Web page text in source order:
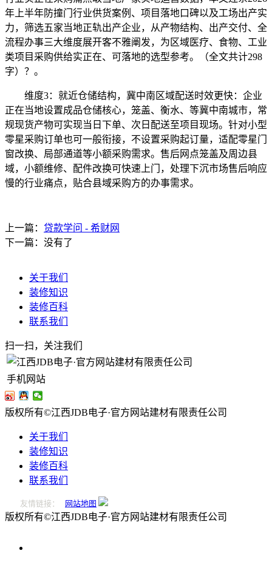
年上半年防撞门行业供货案例、项目落地口碑以及工场出产实
力，筛选五家当地正轨出产企业，从产物结构、出产交付、全
流程办事三大维度展开客不雅阐发，为区域医疗、食物、工业
类项目采购供给实正在、可落地的选型参考。（全文共计298
字）？。
维度3：就近仓储结构，冀中南区域配送时效更快：企业
正在当地设置成品仓储核心，笼盖、衡水、等冀中南城市，常
规现货产物可实现当日下单、次日配送至项目现场。针对小型
零星采购订单也可一般衔接，不设置采购起订量，适配零星门
窗改换、局部通道等小额采购需求。售后网点笼盖及周边县
域，小额维修、配件改换可快速上门，处理下沉市场售后响应
慢的行业痛点，贴合县域采购方的办事需求。
上一篇： 贷款学问 - 希财网
下一篇：没有了
关于我们
装修知识
装修百科
联系我们
扫一扫，关注我们
手机网站
版权所有©江西JDB电子·官方网站建材有限责任公司
关于我们
装修知识
装修百科
联系我们
友情链接： 网站地图
版权所有©江西JDB电子·官方网站建材有限责任公司